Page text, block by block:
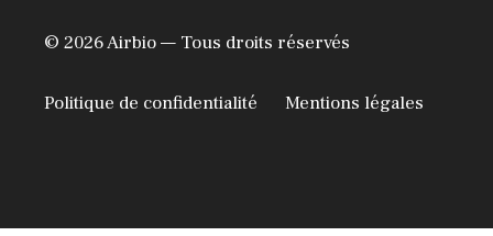
© 2026 Airbio — Tous droits réservés
Politique de confidentialité Mentions légales